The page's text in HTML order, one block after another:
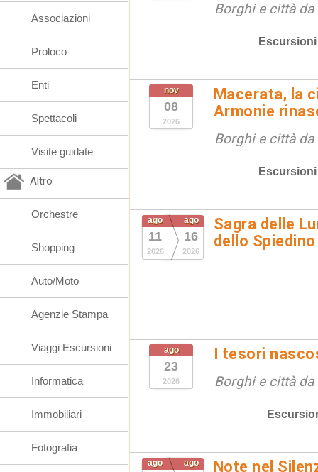
Borghi e città
Escursioni
nov
08
2026
Macerata, la
Armonie
Borghi e città
Escursioni
ago
11
2026
ago
16
2026
Sagra delle
dello Spiedino
ago
23
2026
I tesori
Borghi e città
ago ago Note nel
Associazioni
Proloco
Enti
Spettacoli
Visite guidate
Altro
Orchestre
Shopping
Auto/Moto
Agenzie Stampa
Viaggi Escursioni
Informatica
Immobiliari
Fotografia